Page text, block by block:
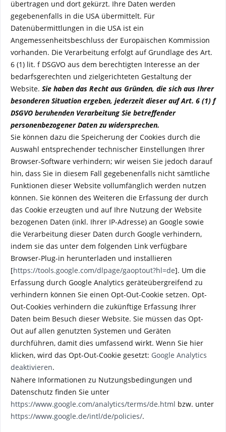
übertragen und dort gekürzt. Ihre Daten werden
gegebenenfalls in die USA übermittelt. Für
Datenübermittlungen in die USA ist ein
Angemessenheitsbeschluss der Europäischen Kommission
vorhanden. Die Verarbeitung erfolgt auf Grundlage des Art.
6 (1) lit. f DSGVO aus dem berechtigten Interesse an der
bedarfsgerechten und zielgerichteten Gestaltung der
Website. Sie haben das Recht aus Gründen, die sich aus Ihrer
besonderen Situation ergeben, jederzeit dieser auf Art. 6 (1) f
DSGVO beruhenden Verarbeitung Sie betreffender
personenbezogener Daten zu widersprechen.
Sie können dazu die Speicherung der Cookies durch die
Auswahl entsprechender technischer Einstellungen Ihrer
Browser-Software verhindern; wir weisen Sie jedoch darauf
hin, dass Sie in diesem Fall gegebenenfalls nicht sämtliche
Funktionen dieser Website vollumfänglich werden nutzen
können. Sie können des Weiteren die Erfassung der durch
das Cookie erzeugten und auf Ihre Nutzung der Website
bezogenen Daten (inkl. Ihrer IP-Adresse) an Google sowie
die Verarbeitung dieser Daten durch Google verhindern,
indem sie das unter dem folgenden Link verfügbare
Browser-Plug-in herunterladen und installieren
[https://tools.google.com/dlpage/gaoptout?hl=de]. Um die
Erfassung durch Google Analytics geräteübergreifend zu
verhindern können Sie einen Opt-Out-Cookie setzen. Opt-
Out-Cookies verhindern die zukünftige Erfassung Ihrer
Daten beim Besuch dieser Website. Sie müssen das Opt-
Out auf allen genutzten Systemen und Geräten
durchführen, damit dies umfassend wirkt. Wenn Sie hier
klicken, wird das Opt-Out-Cookie gesetzt: Google Analytics
deaktivieren.
Nähere Informationen zu Nutzungsbedingungen und
Datenschutz finden Sie unter
https://www.google.com/analytics/terms/de.html bzw. unter
https://www.google.de/intl/de/policies/.